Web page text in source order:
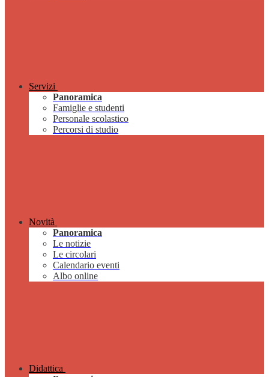
Servizi
Panoramica
Famiglie e studenti
Personale scolastico
Percorsi di studio
Novità
Panoramica
Le notizie
Le circolari
Calendario eventi
Albo online
Didattica